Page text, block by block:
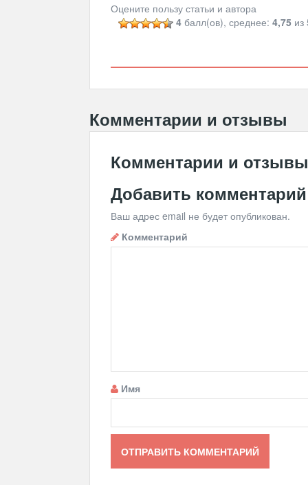
Оцените пользу статьи и автора
4 балл(ов), среднее:4,75 из
Комментарии и отзывы
Комментарии и отзывы
Добавить комментарий
Ваш адрес email не будет опубликован.
Комментарий
Имя